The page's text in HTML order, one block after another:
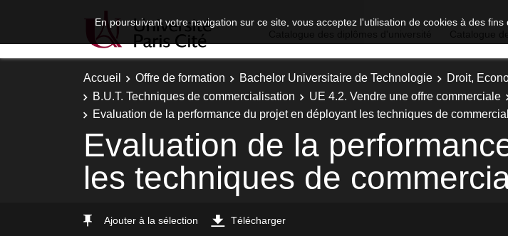
En poursuivant votre navigation sur ce site, vous acceptez l'utilisation de cookies à des
Accueil Offre de formation Bachelor Universitaire de Technologie Droit,
B.U.T. Techniques de commercialisation
UE 4.2. Vendre une offre commerciale
Evaluation de la performance du projet en déployant les techniques de
Evaluation de la
les techniques de
Ajouter à la sélection Télécharger